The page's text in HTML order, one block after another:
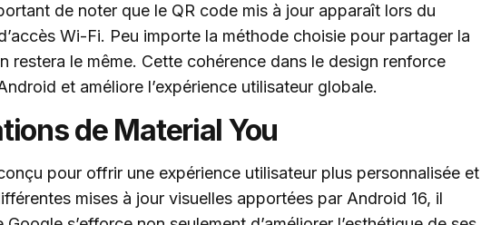
de noter que le QR code mis à jour apparaît lors du
Wi-Fi. Peu importe la méthode choisie pour partager la
restera le même. Cette cohérence dans le design renforce
et améliore l’expérience utilisateur globale.
de Material You
pour offrir une expérience utilisateur plus personnalisée et
mises à jour visuelles apportées par Android 16, il